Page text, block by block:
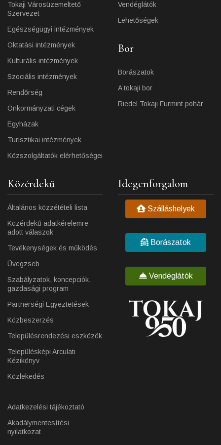
Tokaji Városüzemeltető
Szervezet
Egészségügyi intézmények
Oktatási intézmények
Kulturális intézmények
Szociális intézmények
Rendőrség
Önkormányzati cégek
Egyházak
Turisztikai intézmények
Közszolgáltatók elérhetőségei
Vendéglátók
Lehetőségek
Bor
Borászatok
A tokaji bor
Riedel Tokaji Furmint pohár
Közérdekű
Általános közzétételi lista
Közérdekű adatkérelemre
adott válaszok
Tevékenységek és működés
Üvegzseb
Szabályzatok, koncepciók,
gazdasági program
Partnerségi Egyeztetések
Közbeszerzés
Településrendezési eszközök
Településképi Arculati
Kézikönyv
Közlekedés
Adatkezelési tájékoztató
Akadálymentesítési
nyilatkozat
Idegenforgalom
Szálláshelyek
Borászatok
Vendéglátók